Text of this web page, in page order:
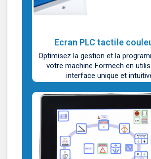
Ecran PLC tactile
Optimisez la gestion et la
votre machine Formech en
interface unique et